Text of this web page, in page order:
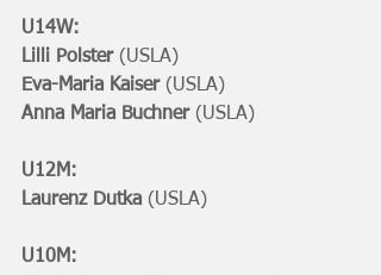
U14W:
Lilli Polster (USLA)
Eva-Maria Kaiser (USLA)
Anna Maria Buchner (USLA)
U12M:
Laurenz Dutka (USLA)
U10M: